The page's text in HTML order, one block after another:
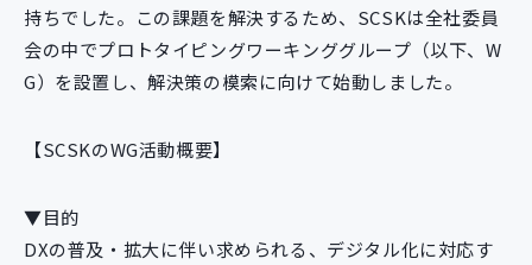
持ちでした。この課題を解決するため、SCSKは全社委員
会の中でプロトタイピングワーキンググループ（以下、W
G）を設置し、解決策の模索に向けて始動しました。
【SCSKのWG活動概要】
▼目的
DXの普及・拡大に伴い求められる、デジタル化に対応す